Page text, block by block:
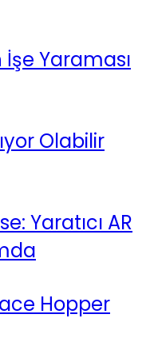
Yaraması
Olabilir
Yaratıcı AR
Hopper